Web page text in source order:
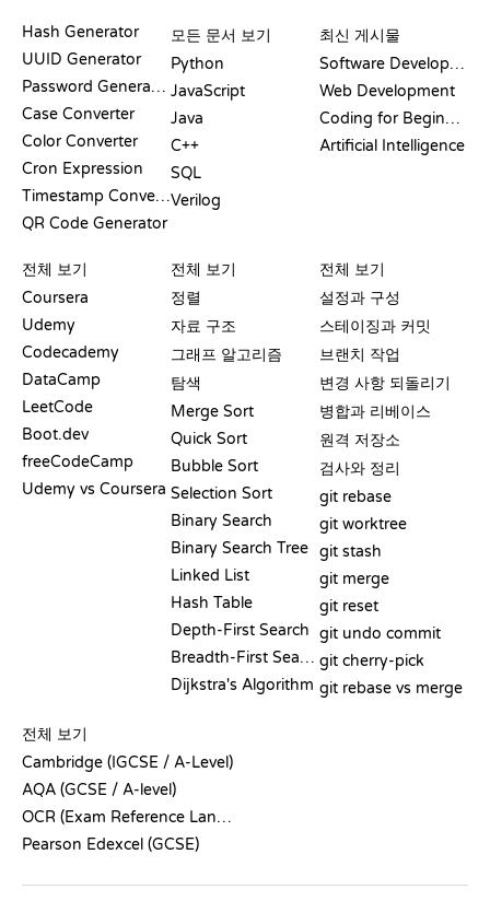
Hash Generator
UUID Generator
Password Generator
Case Converter
Color Converter
Cron Expression
Timestamp Converter
QR Code Generator
모든 문서 보기
Python
JavaScript
Java
C++
SQL
Verilog
최신 게시물
Software Development
Web Development
Coding for Beginners
Artificial Intelligence
전체 보기
Coursera
Udemy
Codecademy
DataCamp
LeetCode
Boot.dev
freeCodeCamp
Udemy vs Coursera
전체 보기
정렬
자료 구조
그래프 알고리즘
탐색
Merge Sort
Quick Sort
Bubble Sort
Selection Sort
Binary Search
Binary Search Tree
Linked List
Hash Table
Depth-First Search
Breadth-First Search
Dijkstra's Algorithm
전체 보기
설정과 구성
스테이징과 커밋
브랜치 작업
변경 사항 되돌리기
병합과 리베이스
원격 저장소
검사와 정리
git rebase
git worktree
git stash
git merge
git reset
git undo commit
git cherry-pick
git rebase vs merge
전체 보기
Cambridge (IGCSE / A-Level)
AQA (GCSE / A-level)
OCR (Exam Reference Language)
Pearson Edexcel (GCSE)